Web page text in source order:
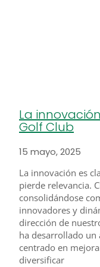
La
Golf Club
15 mayo, 2025
La innovación es
pierde relevancia.
consolidándose
innovadores y
dirección de
ha desarrollado
centrado en
diversificar